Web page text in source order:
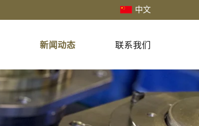
中文
新闻动态 联系我们